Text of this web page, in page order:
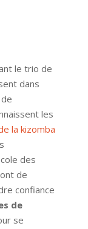
le trio de
dans
les
la kizomba
des
de
confiance
de
se